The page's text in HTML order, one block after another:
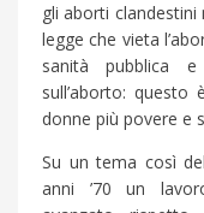
gli aborti
legge che vieta
sanità pubblica
sull’aborto:
donne più povere e
Su un tema così
anni ’70 un